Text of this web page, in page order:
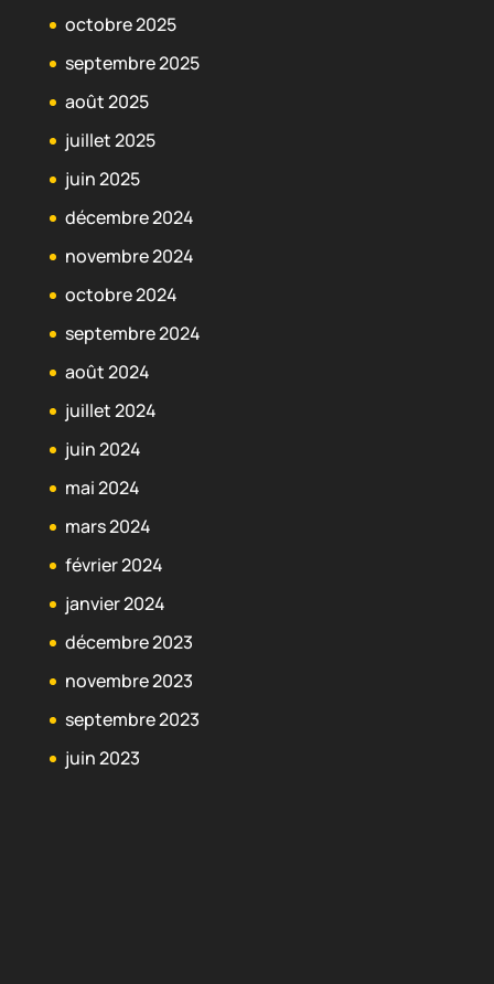
octobre 2025
septembre 2025
août 2025
juillet 2025
juin 2025
décembre 2024
novembre 2024
octobre 2024
septembre 2024
août 2024
juillet 2024
juin 2024
mai 2024
mars 2024
février 2024
janvier 2024
décembre 2023
novembre 2023
septembre 2023
juin 2023